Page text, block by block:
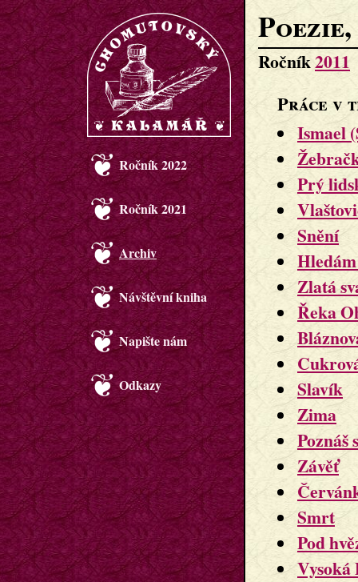
Ročník 2022
Ročník 2021
Archiv
Návštěvní kniha
Napište nám
Odkazy
Ročník2011
Práce v
Ismael
Prý
Snění
Zlatá
Řeka
Slavík
Zima
Poznáš
Závěť
Smrt
Pod
Vysoká